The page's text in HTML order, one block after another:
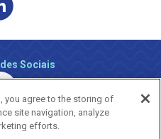
Sociais
you agree to the storing of
site navigation, analyze
efforts.